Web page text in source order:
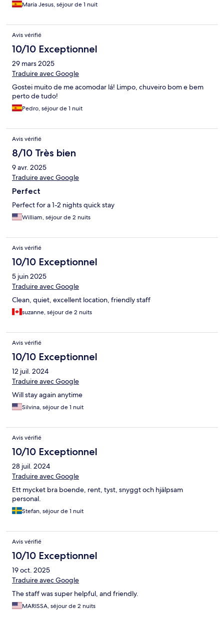
María Jesus, séjour de 1 nuit
Avis vérifié
10/10 Exceptionnel
29 mars 2025
Traduire avec Google
Gostei muito de me acomodar lá! Limpo, chuveiro bom e bem
perto de tudo!
Pedro, séjour de 1 nuit
Avis vérifié
8/10 Très bien
9 avr. 2025
Traduire avec Google
Perfect
Perfect for a 1-2 nights quick stay
William, séjour de 2 nuits
Avis vérifié
10/10 Exceptionnel
5 juin 2025
Traduire avec Google
Clean, quiet, excellent location, friendly staff
suzanne, séjour de 2 nuits
Avis vérifié
10/10 Exceptionnel
12 juil. 2024
Traduire avec Google
Will stay again anytime
Silvina, séjour de 1 nuit
Avis vérifié
10/10 Exceptionnel
28 juil. 2024
Traduire avec Google
Ett mycket bra boende, rent, tyst, snyggt och hjälpsam
personal.
Stefan, séjour de 1 nuit
Avis vérifié
10/10 Exceptionnel
19 oct. 2025
Traduire avec Google
The staff was super helpful, and friendly.
MARISSA, séjour de 2 nuits